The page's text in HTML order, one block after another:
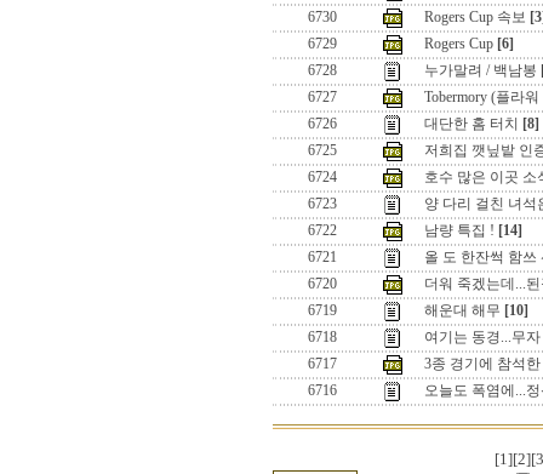
6730
Rogers Cup 속보
6729
Rogers Cup [6]
6728
누가말려 / 백남봉
6727
Tobermory (플라
6726
대단한 홈 터치
[8]
6725
저희집 깻닢밭 인
6724
호수 많은 이곳 소
6723
양 다리 걸친 녀석
6722
남량 특집 ! [14]
6721
올 도 한잔썩 함쓰
6720
더워 죽겠는데...
6719
해운대 해무 [10]
6718
여기는 동경...무
6717
3종 경기에 참석
6716
오늘도 폭염에...
[1][2]